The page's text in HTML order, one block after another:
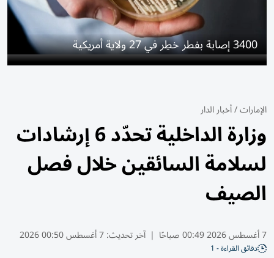
3400 إصابة بفطر خطِر في 27 ولاية أمريكية
الإمارات/أخبار الدار
وزارة الداخلية تحدّد 6 إرشادات
لسلامة السائقين خلال فصل
الصيف
7 أغسطس 2026 00:49 صباحًا | آخر تحديث:7 أغسطس 00:50 2026
دقائق القراءة - 1